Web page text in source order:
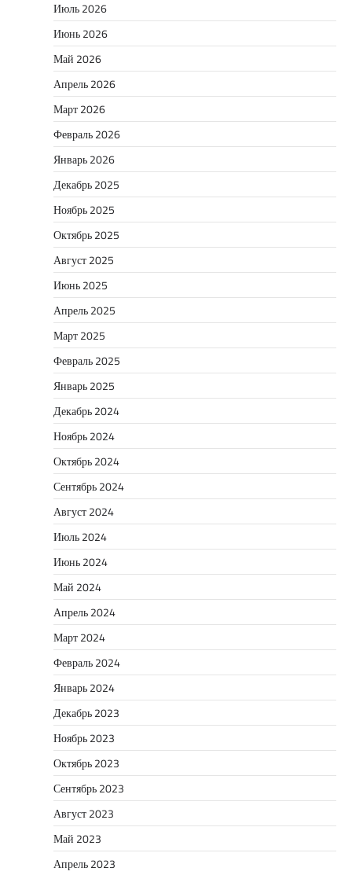
Июль 2026
Июнь 2026
Май 2026
Апрель 2026
Март 2026
Февраль 2026
Январь 2026
Декабрь 2025
Ноябрь 2025
Октябрь 2025
Август 2025
Июнь 2025
Апрель 2025
Март 2025
Февраль 2025
Январь 2025
Декабрь 2024
Ноябрь 2024
Октябрь 2024
Сентябрь 2024
Август 2024
Июль 2024
Июнь 2024
Май 2024
Апрель 2024
Март 2024
Февраль 2024
Январь 2024
Декабрь 2023
Ноябрь 2023
Октябрь 2023
Сентябрь 2023
Август 2023
Май 2023
Апрель 2023